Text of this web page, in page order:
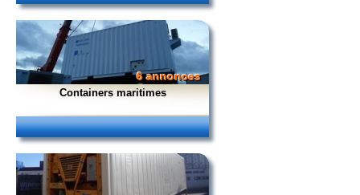
6 annonces
Containers maritimes